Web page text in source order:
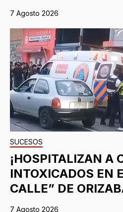
7 Agosto 2026
SUCESOS
¡HOSPITALIZAN A
INTOXICADOS EN
CALLE” DE
7 Agosto 2026